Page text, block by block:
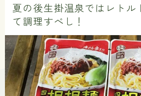
夏の後生掛温泉ではレトル
て調理すべし！